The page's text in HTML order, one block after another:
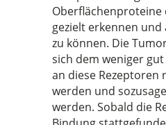
Oberflächenproteine
gezielt erkennen und
zu können. Die
sich dem weniger
an diese Rezeptoren
werden und
werden. Sobald die